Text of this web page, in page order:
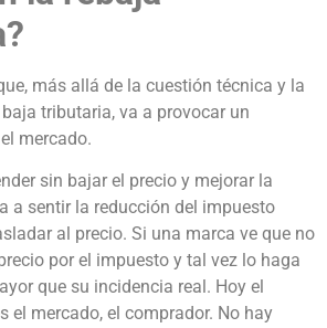
más allá de la cuestión técnica y la
tributaria, va a provocar un
mercado.
sin bajar el precio y mejorar la
a sentir la reducción del impuesto
al precio. Si una marca ve que no
por el impuesto y tal vez lo haga
que su incidencia real. Hoy el
el mercado, el comprador. No hay